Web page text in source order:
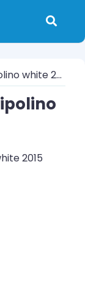
white 2015